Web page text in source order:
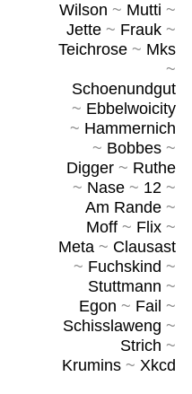
Wilson ~ Mutti ~
Jette~ Frauk~
Teichrose~ Mks
~
Schoenundgut
~ Ebbelwoicity
~ Hammernich
~ Bobbes~
Digger~ Ruthe
~ Nase~ 12~
Am Rande~
Moff~ Flix~
Meta~ Clausast
~ Fuchskind ~
Stuttmann ~
Egon ~ Fail ~
Schisslaweng ~
Strich ~
Krumins~ Xkcd